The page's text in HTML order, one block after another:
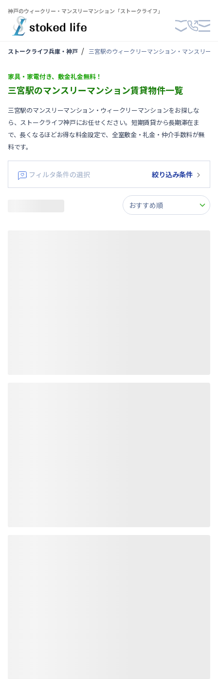
神戸のウィークリー・マンスリーマンション「ストークライフ」
ストークライフ兵庫・神戸 三宮駅のウィークリーマンション・マンスリー
家具・家電付き、敷金礼金無料！
三宮駅のマンスリーマンション賃貸物件一覧
三宮駅のマンスリーマンション・ウィークリーマンションをお探しな
ら、ストークライフ神戸にお任せください。短期賃貸から長期滞在ま
で、長くなるほどお得な料金設定で、全室敷金・礼金・仲介手数料が無
料です。
フィルタ条件の選択 絞り込み条件